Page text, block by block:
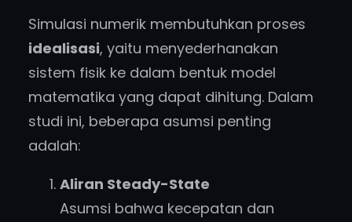
Simulasi numerik membutuhkan proses
idealisasi, yaitu menyederhanakan
sistem fisik ke dalam bentuk model
matematika yang dapat dihitung. Dalam
studi ini, beberapa asumsi penting
adalah:
Aliran Steady-State
Asumsi bahwa kecepatan dan